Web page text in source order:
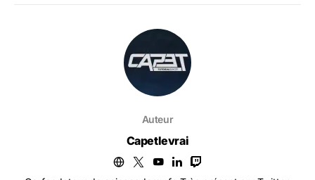
Auteur
Capetlevrai